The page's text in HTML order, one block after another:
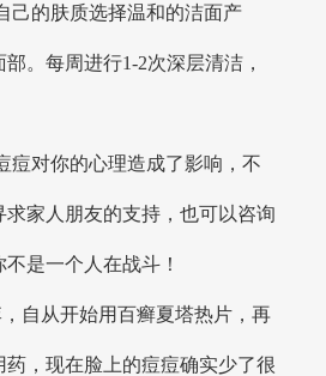
己的肤质选择温和的洁面产
。每周进行1-2次深层清洁，
痘对你的心理造成了影响，不
家人朋友的支持，也可以咨询
是一个人在战斗！
自从开始用百癣夏塔热片，再
药，现在脸上的痘痘确实少了很